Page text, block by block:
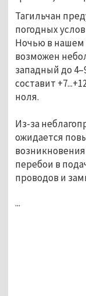
Тагильчан
погодных
Ночью в нашем
возможен
западный до
составит
ноля.
Из-за
ожидается
перебои в
проводов и
...